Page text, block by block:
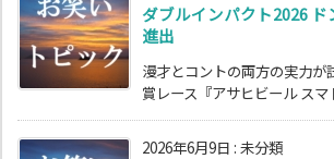
ダブルインパクト2026
進出
漫才とコントの両方の実力が
賞レース『アサヒビール スマ
2026年6月9日 : 未分類